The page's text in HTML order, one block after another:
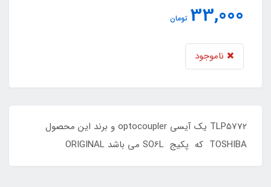
33,000 تومان
ناموجود
TLP5772 یک آیسی optocoupler و برند این محصول
TOSHIBA که پکیج SO6L می باشد ORIGINAL